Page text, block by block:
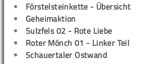
Förstelsteinkette - Übersicht
Geheimaktion
Sulzfels 02 - Rote Liebe
Roter Mönch 01 - Linker Teil
Schauertaler Ostwand